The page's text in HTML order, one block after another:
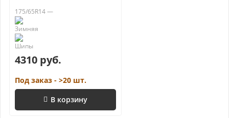
175/65R14 —
4310 руб.
Под заказ - >20 шт.
В корзину